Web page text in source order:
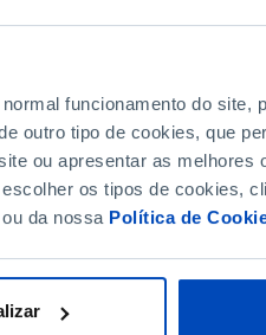
funcionamento do site,
outro tipo de cookies, que
ou apresentar as melhores
os tipos de cookies,
da nossa Política de